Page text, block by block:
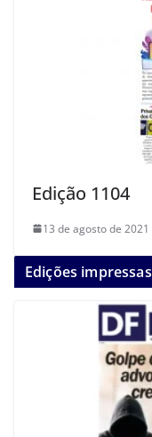
Edição 1104
13 de agosto de 2021
Edições impressas